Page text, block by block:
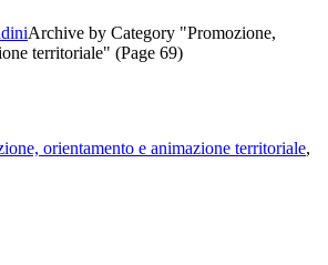
Archive by Category "Promozione,
territoriale" (Page 69)
orientamento e animazione territoriale,